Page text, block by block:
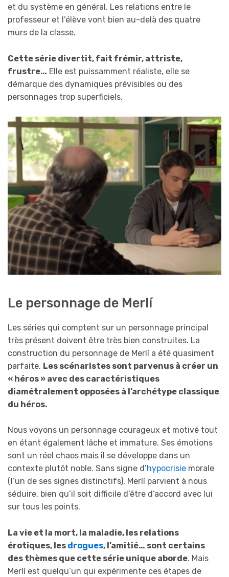
et du système en général. Les relations entre le
professeur et l’élève vont bien au-delà des quatre
murs de la classe.
Cette série divertit, fait frémir, attriste,
frustre… Elle est puissamment réaliste, elle se
démarque des dynamiques prévisibles ou des
personnages trop superficiels.
Le personnage de Merlí
Les séries qui comptent sur un personnage principal
très présent doivent être très bien construites. La
construction du personnage de Merlí a été quasiment
parfaite. Les scénaristes sont parvenus à créer un
« héros » avec des caractéristiques
diamétralement opposées à l’archétype classique
du héros.
Nous voyons un personnage courageux et motivé tout
en étant également lâche et immature. Ses émotions
sont un réel chaos mais il se développe dans un
contexte plutôt noble. Sans signe d’hypocrisie morale
(l’un de ses signes distinctifs), Merlí parvient à nous
séduire, bien qu’il soit difficile d’être d’accord avec lui
sur tous les points.
La vie et la mort, la maladie, les relations
érotiques, les drogues, l’amitié… sont certains
des thèmes que cette série unique aborde. Mais
Merlí est quelqu’un qui expérimente ces étapes de